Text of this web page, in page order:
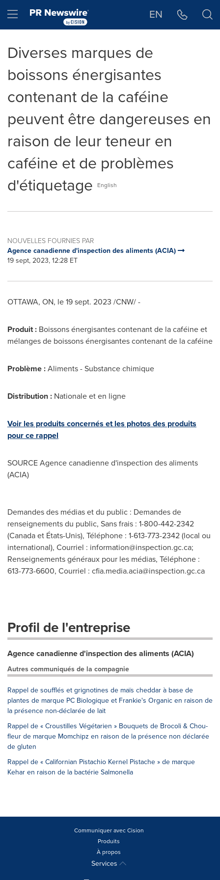
Hamburger menu EN
Diverses marques de
boissons énergisantes
contenant de la caféine
peuvent être dangereuses en
raison de leur teneur en
caféine et de problèmes
d'étiquetage
English
NOUVELLES FOURNIES PAR
Agence canadienne d'inspection des aliments (ACIA)
19 sept, 2023, 12:28 ET
OTTAWA, ON, le19 sept. 2023 /CNW/ -
Produit : Boissons énergisantes contenant de la caféine et
mélanges de boissons énergisantes contenant de la caféine
Problème :Aliments - Substance chimique
Distribution : Nationale et en ligne
Voir les produits concernés et les photos des produits
pour ce rappel
SOURCE Agence canadienne d'inspection des aliments
(ACIA)
Demandes des médias et du public : Demandes de
renseignements du public, Sans frais : 1-800-442-2342
(Canada et États-Unis), Téléphone : 1-613-773-2342 (local ou
international), Courriel : information@inspection.gc.ca;
Renseignements généraux pour les médias, Téléphone :
613-773-6600, Courriel : cfia.media.acia@inspection.gc.ca
Profil de l'entreprise
Agence canadienne d'inspection des aliments (ACIA)
Autres communiqués de la compagnie
Rappel de soufflés et grignotines de maïs cheddar à base de
plantes de marque PC Biologique et Frankie's Organic en raison de
la présence non-déclarée de lait
Rappel de « Croustilles Végétarien » Bouquets de Brocoli & Chou-
fleur de marque Momchipz en raison de la présence non déclarée
de gluten
Rappel de « Californian Pistachio Kernel Pistache » de marque
Kehar en raison de la bactérie Salmonella
Communiquer avec Cision
Produits
À propos
Services